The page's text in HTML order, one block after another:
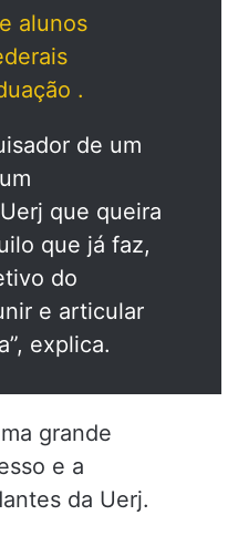
alunos
.
de um
que queira
que já faz,
do
e articular
explica.
grande
e a
da Uerj.